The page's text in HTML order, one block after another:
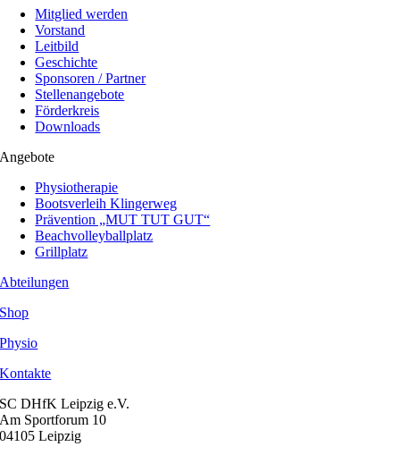
Mitglied werden
Vorstand
Leitbild
Geschichte
Sponsoren / Partner
Stellenangebote
Förderkreis
Downloads
Angebote
Physiotherapie
Bootsverleih Klingerweg
Prävention „MUT TUT GUT“
Beachvolleyballplatz
Grillplatz
Abteilungen
Shop
Physio
Kontakte
SC DHfK Leipzig e.V.
Am Sportforum 10
04105 Leipzig